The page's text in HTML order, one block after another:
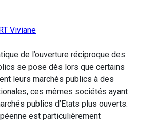
Viviane
de l’ouverture réciproque des
se pose dès lors que certains
leurs marchés publics à des
ces mêmes sociétés ayant
publics d’Etats plus ouverts.
est particulièrement